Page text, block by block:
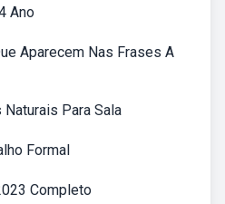
Ano
Aparecem Nas Frases A
Para Sala
Formal
Completo